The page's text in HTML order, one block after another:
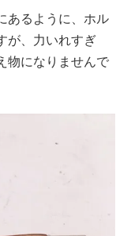
あるように、ホル
が、力いれすぎ
物になりませんで